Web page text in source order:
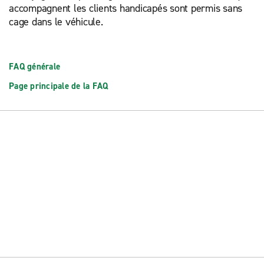
accompagnent les clients handicapés sont permis sans
cage dans le véhicule.
FAQ générale
Page principale de la FAQ